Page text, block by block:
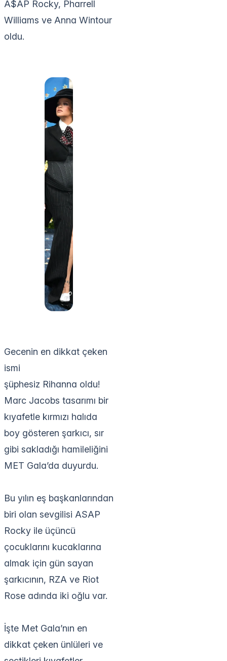
A$AP Rocky, Pharrell
Williams ve Anna Wintour
oldu.
Gecenin en dikkat çeken
ismi
şüphesiz Rihanna oldu!
Marc Jacobs tasarımı bir
kıyafetle kırmızı halıda
boy gösteren şarkıcı, sır
gibi sakladığı hamileliğini
MET Gala’da duyurdu.
Bu yılın eş başkanlarından
biri olan sevgilisi ASAP
Rocky ile üçüncü
çocuklarını kucaklarına
almak için gün sayan
şarkıcının, RZA ve Riot
Rose adında iki oğlu var.
İşte Met Gala’nın en
dikkat çeken ünlüleri ve